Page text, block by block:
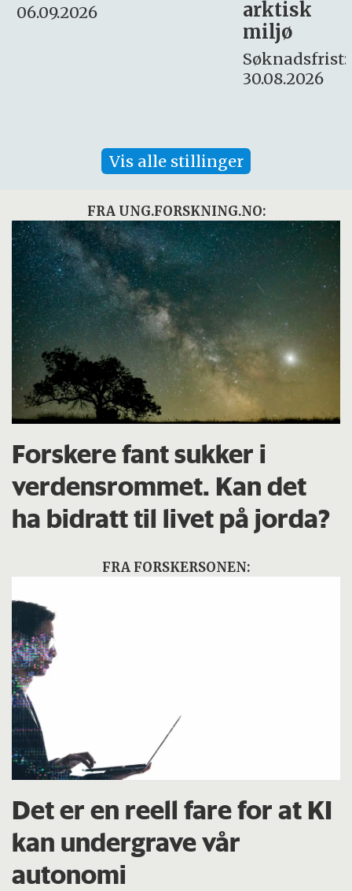
Søknadsfrist:
16. august.
Vis alle stillinger
FRA UNG.FORSKNING.NO:
Forskere fant sukker i
verdensrommet. Kan det
ha bidratt til livet på jorda?
FRA FORSKERSONEN:
Det er en reell fare for at KI
kan undergrave vår
autonomi